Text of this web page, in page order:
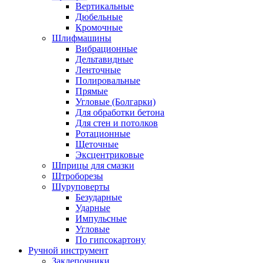
Вертикальные
Дюбельные
Кромочные
Шлифмашины
Вибрационные
Дельтавидные
Ленточные
Полировальные
Прямые
Угловые (Болгарки)
Для обработки бетона
Для стен и потолков
Ротационные
Щеточные
Эксцентриковые
Шприцы для смазки
Штроборезы
Шуруповерты
Безударные
Ударные
Импульсные
Угловые
По гипсокартону
Ручной инструмент
Заклепочники